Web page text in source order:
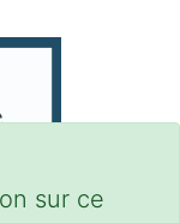
sur ce